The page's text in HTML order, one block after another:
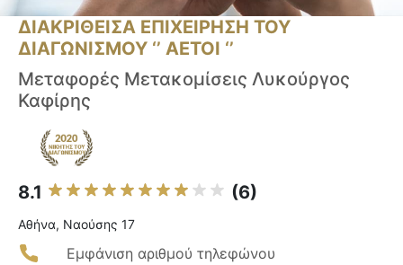
ΔΙΑΚΡΙΘΕΙΣΑ ΕΠΙΧΕΙΡΗΣΗ ΤΟΥ
ΔΙΑΓΩΝΙΣΜΟΥ ‘’ ΑΕΤΟΙ ‘’
Μεταφορές Μετακομίσεις Λυκούργος
Καφίρης
8.1 (6)
Αθήνα, Ναούσης 17
Εμφάνιση αριθμού τηλεφώνου